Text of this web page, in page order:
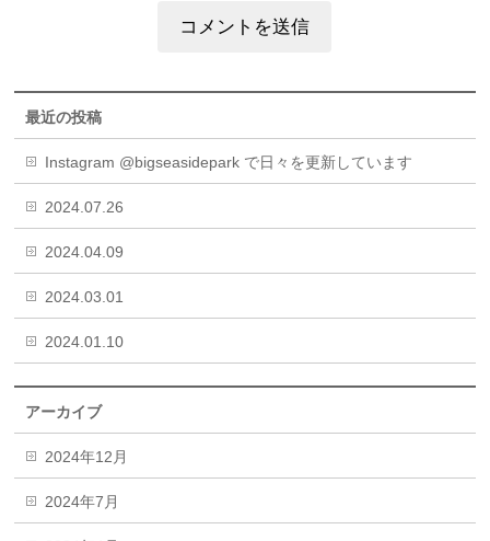
最近の投稿
Instagram @bigseasidepark で日々を更新しています
2024.07.26
2024.04.09
2024.03.01
2024.01.10
アーカイブ
2024年12月
2024年7月